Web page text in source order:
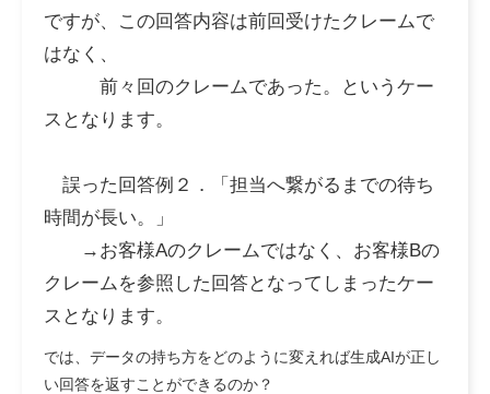
ですが、この回答内容は前回受けたクレームで
はなく、
前々回のクレームであった。というケー
スとなります。
誤った回答例２．「担当へ繋がるまでの待ち
時間が長い。」
→お客様Aのクレームではなく、 お客様Bの
クレームを参照した回答となってしまったケー
スとなります。
では、データの持ち方をどのように変えれば生成AIが正し
い回答を返すことができるのか？